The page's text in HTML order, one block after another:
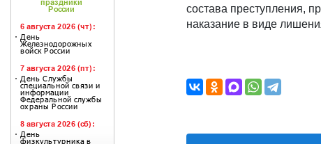
состава преступления,
наказание в виде